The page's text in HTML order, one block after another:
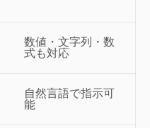
数値・文字列・数
式も対応
自然言語で指示可
能